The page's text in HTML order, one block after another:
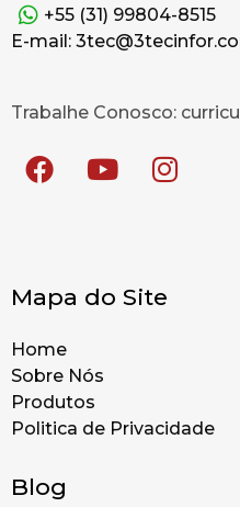
+55 (31) 99804-8515
E-mail:
Trabalhe Conosco:
Mapa do Site
Home
Sobre Nós
Produtos
Politica de Privacidade
Blog